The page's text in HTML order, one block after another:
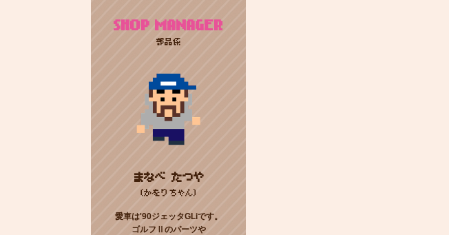
SHOP MANAGER
部品係
まなべ たつや
(かをりちゃん)
愛車は'90ジェッタGLiです。
ゴルフⅡのパーツや